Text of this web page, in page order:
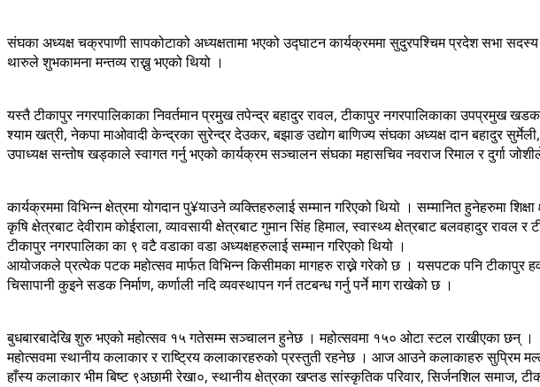
संघका अध्यक्ष चक्रपाणी सापकोटाको अध्यक्षतामा भएको उद्घाटन कार्यक्रममा सुदुरपश्चिम प्रदेश सभा
थारुले शुभकामना मन्तव्य राख्नु भएको थियो ।
यस्तै टीकापुर नगरपालिकाका निवर्तमान प्रमुख तपेन्द्र बहादुर रावल, टीकापुर नगरपालिकाका उपप्रमुख
श्याम खत्री, नेकपा माओवादी केन्द्रका सुरेन्द्र देउकर, बझाङ उद्योग बाणिज्य संघका अध्यक्ष दान बहादुर
उपाध्यक्ष सन्तोष खड्काले स्वागत गर्नु भएको कार्यक्रम सञ्चालन संघका महासचिव नवराज रिमाल र दुर्गा
कार्यक्रममा विभिन्न क्षेत्रमा योगदान पु¥याउने व्यक्तिहरुलाई सम्मान गरिएको थियो । सम्मानित हुनेहरुमा
कृषि क्षेत्रबाट देवीराम कोईराला, व्यावसायी क्षेत्रबाट गुमान सिंह हिमाल, स्वास्थ्य क्षेत्रबाट बलवहादुर
टीकापुर नगरपालिका का ९ वटै वडाका वडा अध्यक्षहरुलाई सम्मान गरिएको थियो ।
आयोजकले प्रत्येक पटक महोत्सव मार्फत विभिन्न किसीमका मागहरु राख्ने गरेको छ । यसपटक पनि टीकापुर
चिसापानी कुइने सडक निर्माण, कर्णाली नदि व्यवस्थापन गर्न तटबन्ध गर्नु पर्ने माग राखेको छ ।
बुधबारबादेखि शुरु भएको महोत्सव १५ गतेसम्म सञ्चालन हुनेछ । महोत्सवमा १५० ओटा स्टल राखीएका छन् ।
महोत्सवमा स्थानीय कलाकार र राष्ट्रिय कलाकारहरुको प्रस्तुती रहनेछ । आज आउने कलाकाहरु सुप्रिम
हाँस्य कलाकार भीम बिष्ट ९अछामी रेखा०, स्थानीय क्षेत्रका खप्तड सांस्कृतिक परिवार, सिर्जनशिल